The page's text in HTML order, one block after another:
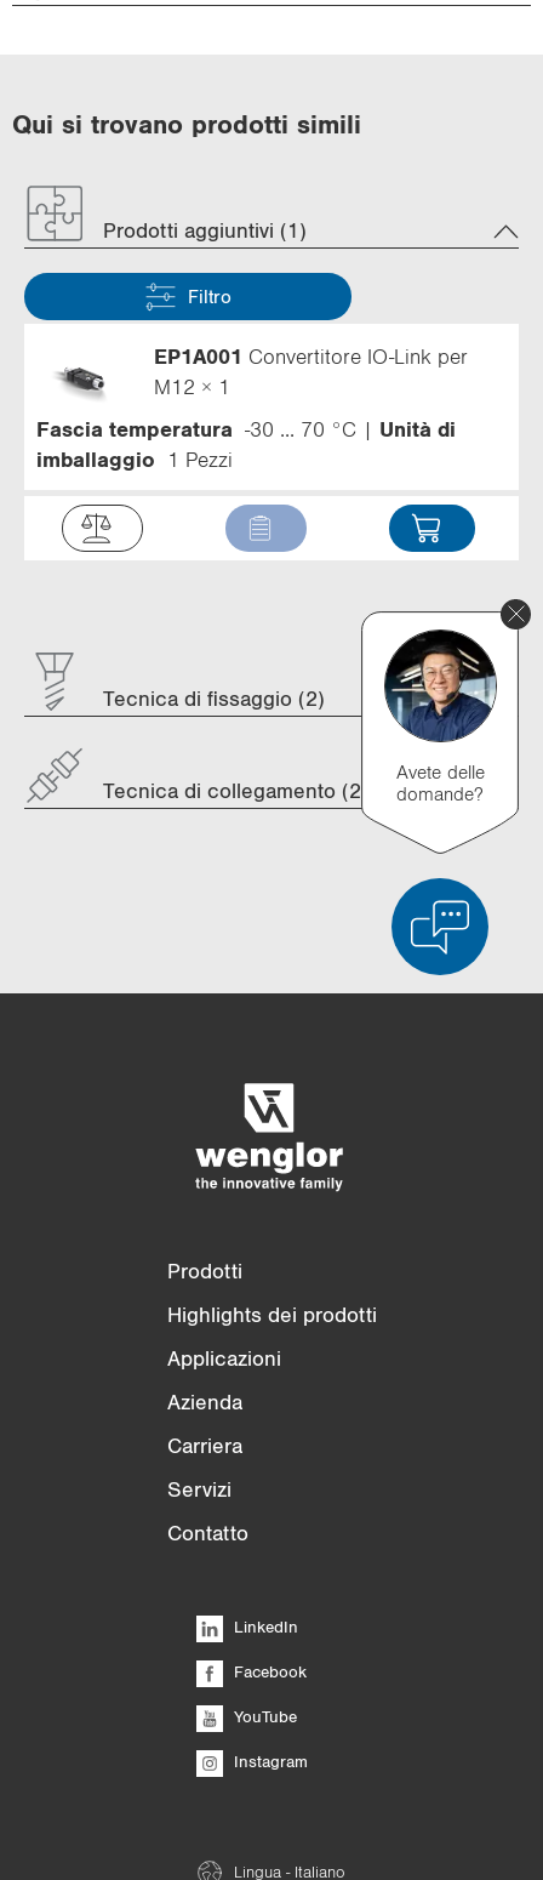
Qui si trovano prodotti simili
Prodotti aggiuntivi (1)
Filtro
EP1A001 Convertitore IO-Link per
M12 × 1
Fascia temperatura
-30 ... 70 °C
Unità di
imballaggio
1 Pezzi
Tecnica di fissaggio (2)
Tecnica di collegamento (21)
Nascondi
Avete delle
domande?
Prodotti
Highlights dei prodotti
Applicazioni
Azienda
Carriera
Servizi
Contatto
LinkedIn
Facebook
YouTube
Instagram
Lingua - Italiano